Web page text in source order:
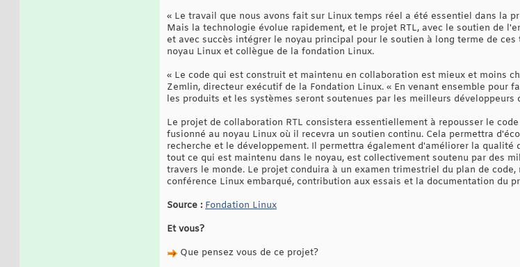
« Le travail que nous avons fait sur Linux temps réel a été essentiel dans la
Mais la technologie évolue rapidement, et le projet RTL, avec le soutien de
et avec succès intégrer le noyau principal pour le soutien à long terme de
noyau Linux et collègue de la fondation Linux.
« Le code qui est construit et maintenu en collaboration est mieux et moins
Zemlin, directeur exécutif de la Fondation Linux. « En venant ensemble pour
les produits et les systèmes seront soutenues par les meilleurs développeurs
Le projet de collaboration RTL consistera essentiellement à repousser le
fusionné au noyau Linux où il recevra un soutien continu. Cela permettra
recherche et le développement. Il permettra également d'améliorer la
tout ce qui est maintenu dans le noyau, est collectivement soutenu par des
travers le monde. Le projet conduira à un examen trimestriel du plan de
conférence Linux embarqué, contribution aux essais et la documentation du
Source : Fondation Linux
Et vous?
Que pensez vous de ce projet?